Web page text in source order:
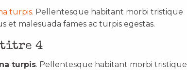
turpis. Pellentesque habitant morbi tristique
et malesuada fames ac turpis egestas.
titre 4
turpis. Pellentesque habitant morbi tristique